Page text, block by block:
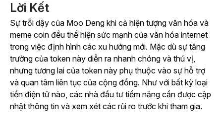
Lời Kết
Sự trỗi dậy của Moo Deng khi cả hiện tượng văn hóa và
meme coin đều thể hiện sức mạnh của văn hóa internet
trong việc định hình các xu hướng mới. Mặc dù sự tăng
trưởng của token này diễn ra nhanh chóng và thú vị,
nhưng tương lai của token này phụ thuộc vào sự hỗ trợ
và quan tâm liên tục của cộng đồng. Như với bất kỳ loại
tiền điện tử nào, các nhà đầu tư tiềm năng cần được cập
nhật thông tin và xem xét các rủi ro trước khi tham gia.